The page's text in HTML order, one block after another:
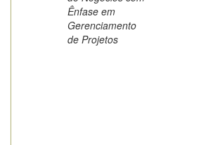
Ênfase em
Gerenciamento
de Projetos